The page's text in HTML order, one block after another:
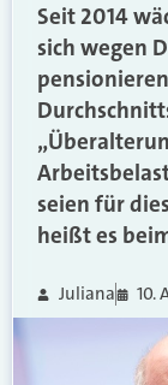
Seit 2014
sich wegen
seien für
heißt es
Juliana 10.